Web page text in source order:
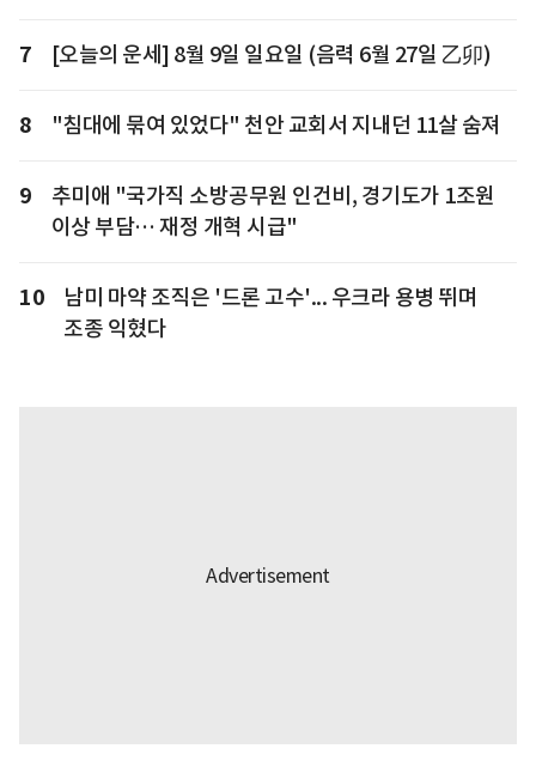
7 [오늘의 운세] 8월 9일 일요일 (음력 6월 27일 乙卯)
8 "침대에 묶여 있었다" 천안 교회서 지내던 11살 숨져
9
추미애 "국가직 소방공무원 인건비, 경기도가 1조원
이상 부담… 재정 개혁 시급"
10
남미 마약 조직은 '드론 고수'... 우크라 용병 뛰며
조종 익혔다